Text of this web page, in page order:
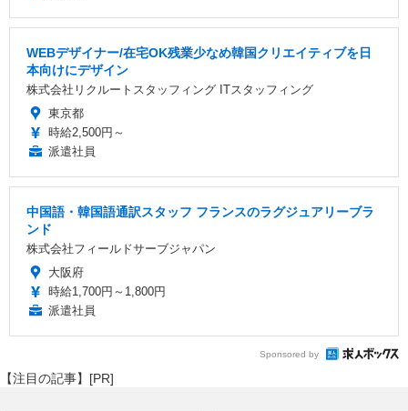
WEBデザイナー/在宅OK残業少なめ韓国クリエイティブを日
本向けにデザイン
株式会社リクルートスタッフィング ITスタッフィング
東京都
時給2,500円～
派遣社員
中国語・韓国語通訳スタッフ フランスのラグジュアリーブラ
ンド
株式会社フィールドサーブジャパン
大阪府
時給1,700円～1,800円
派遣社員
Sponsored by
【注目の記事】[PR]